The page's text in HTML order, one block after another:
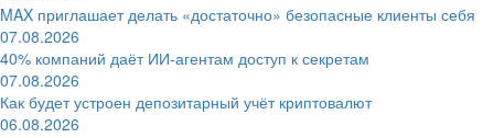
MAX приглашает делать «достаточно» безопасные клиенты себя
07.08.2026
40% компаний даёт ИИ‑агентам доступ к секретам
07.08.2026
Как будет устроен депозитарный учёт криптовалют
06.08.2026